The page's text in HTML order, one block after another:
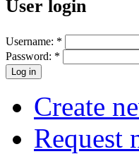
User login
Username: *
Password: *
Create
Request